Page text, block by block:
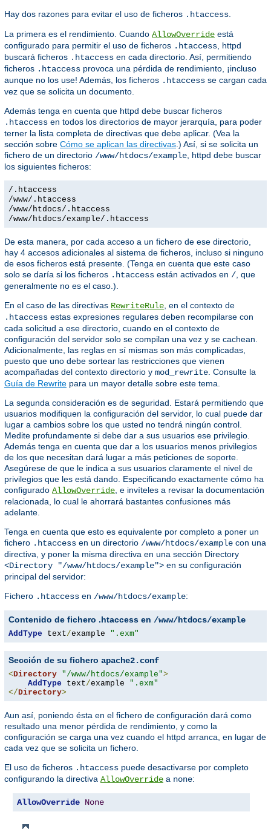
Hay dos razones para evitar el uso de ficheros .htaccess
La primera es el rendimiento. Cuando AllowOverride está
configurado para permitir el uso de ficheros .htaccess , httpd
buscará ficheros .htaccess en cada directorio. Así, permitiendo
ficheros .htaccess provoca una pérdida de rendimiento, ¡incluso
aunque no los use! Además, los ficheros .htaccess se cargan cada
vez que se solicita un documento.
Además tenga en cuenta que httpd debe buscar ficheros
.htaccess en todos los directorios de mayor jerarquía, para poder
terner la lista completa de directivas que debe aplicar. (Vea la
sección sobre Cómo se aplican las directivas .) Así, si se solicita un
fichero de un directorio /www/htdocs/example , httpd debe buscar
los siguientes ficheros:
/.htaccess
/www/.htaccess
/www/htdocs/.htaccess
/www/htdocs/example/.htaccess
De esta manera, por cada acceso a un fichero de ese directorio,
hay 4 accesos adicionales al sistema de ficheros, incluso si ninguno
de esos ficheros está presente. (Tenga en cuenta que este caso
solo se daría si los ficheros .htaccess están activados en / , que
generalmente no es el caso.).
En el caso de las directivas RewriteRule , en el contexto de
.htaccess estas expresiones regulares deben recompilarse con
cada solicitud a ese directorio, cuando en el contexto de
configuración del servidor solo se compilan una vez y se cachean.
Adicionalmente, las reglas en sí mismas son más complicadas,
puesto que uno debe sortear las restricciones que vienen
acompañadas del contexto directorio y mod_rewrite . Consulte la
Guía de Rewrite para un mayor detalle sobre este tema.
La segunda consideración es de seguridad. Estará permitiendo que
usuarios modifiquen la configuración del servidor, lo cual puede dar
lugar a cambios sobre los que usted no tendrá ningún control.
Medite profundamente si debe dar a sus usuarios ese privilegio.
Además tenga en cuenta que dar a los usuarios menos privilegios
de los que necesitan dará lugar a más peticiones de soporte.
Asegúrese de que le indica a sus usuarios claramente el nivel de
privilegios que les está dando. Especificando exactamente cómo ha
configurado AllowOverride , e invíteles a revisar la documentación
relacionada, lo cual le ahorrará bastantes confusiones más
adelante.
Tenga en cuenta que esto es equivalente por completo a poner un
fichero .htaccess en un directorio /www/htdocs/example con una
directiva, y poner la misma directiva en una sección Directory
<Directory "/www/htdocs/example"> en su configuración
principal del servidor:
Fichero .htaccess en /www/htdocs/example:
Contenido de fichero .htaccess en /www/htdocs/example
AddType text/example ".exm"
Sección de su fichero apache2.conf
<Directory "/www/htdocs/example">
AddType text/example ".exm"
</Directory>
Aun así, poniendo ésta en el fichero de configuración dará como
resultado una menor pérdida de rendimiento, y como la
configuración se carga una vez cuando el httpd arranca, en lugar de
cada vez que se solicita un fichero.
El uso de ficheros .htaccess puede desactivarse por completo
configurando la directiva AllowOverride a none:
AllowOverride None